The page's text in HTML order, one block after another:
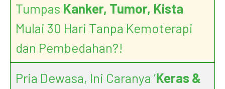
Tumpas Kanker, Tumor, Kista
Mulai 30 Hari Tanpa Kemoterapi
dan Pembedahan?!
Pria Dewasa, Ini Caranya ‘Keras &